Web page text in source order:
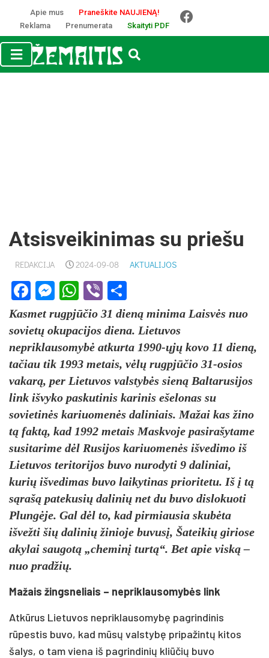
Apie mus
Praneškite NAUJIENĄ!
Reklama
Prenumerata Skaityti PDF
Atsisveikinimas su priešu
REDAKCIJA 2024-09-08 AKTUALIJOS
Facebook
Messenger
WhatsApp
Viber
Kasmet rugpjūčio 31 dieną minima Laisvės nuo
sovietų okupacijos diena. Lietuvos
nepriklausomybė atkurta 1990-ųjų kovo 11 dieną,
tačiau tik 1993 metais, vėlų rugpjūčio 31-osios
vakarą, per Lietuvos valstybės sieną Baltarusijos
link išvyko paskutinis karinis ešelonas su
sovietinės kariuomenės daliniais. Mažai kas žino
tą faktą, kad 1992 metais Maskvoje pasirašytame
susitarime dėl Rusijos kariuomenės išvedimo iš
Lietuvos teritorijos buvo nurodyti 9 daliniai,
kurių išvedimas buvo laikytinas prioritetu. Iš į tą
sąrašą patekusių dalinių net du buvo dislokuoti
Plungėje. Gal dėl to, kad pirmiausia skubėta
išvežti šių dalinių žinioje buvusį, Šateikių giriose
akylai saugotą „cheminį turtą“. Bet apie viską –
nuo pradžių.
Mažais žingsneliais – nepriklausomybės link
Atkūrus Lietuvos nepriklausomybę pagrindinis
rūpestis buvo, kad mūsų valstybę pripažintų kitos
šalys, o tam viena iš pagrindinių kliūčių buvo